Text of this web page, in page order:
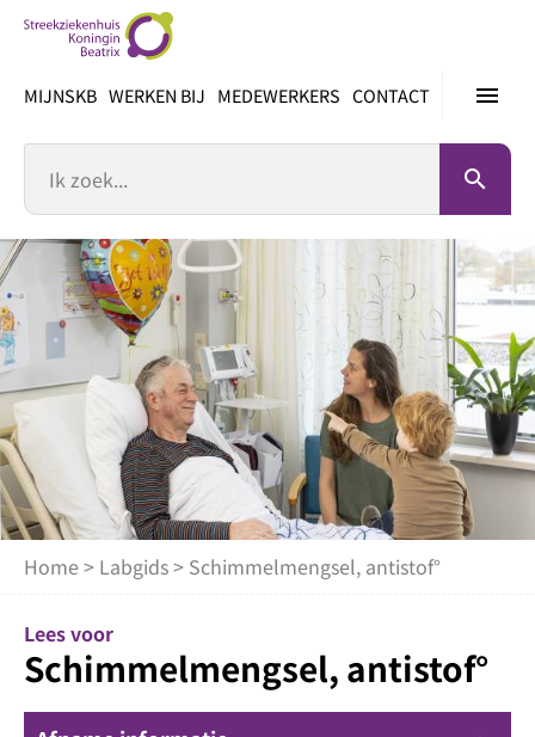
inhoud
menu
MIJNSKB WERKEN BIJ MEDEWERKERS CONTACT
search
Home > Labgids> Schimmelmengsel, antistof°
Lees voor
Schimmelmengsel, antistof°